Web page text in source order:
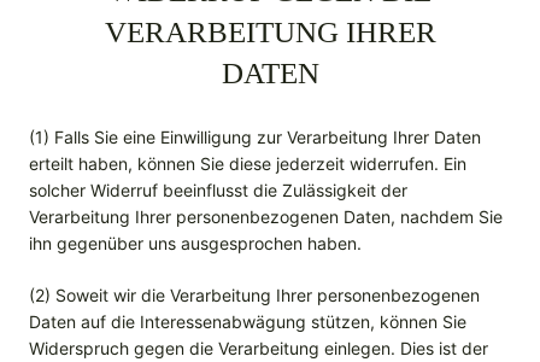
VERARBEITUNG IHRER
DATEN
(1) Falls Sie eine Einwilligung zur Verarbeitung Ihrer Daten
erteilt haben, können Sie diese jederzeit widerrufen. Ein
solcher Widerruf beeinflusst die Zulässigkeit der
Verarbeitung Ihrer personenbezogenen Daten, nachdem Sie
ihn gegenüber uns ausgesprochen haben.
(2) Soweit wir die Verarbeitung Ihrer personenbezogenen
Daten auf die Interessenabwägung stützen, können Sie
Widerspruch gegen die Verarbeitung einlegen. Dies ist der